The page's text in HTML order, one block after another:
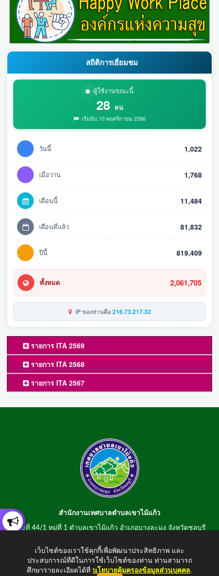
สถิติการเยี่ยมชม
ผู้ใช้งานขณะนี้
28 คน
เริ่มนับ 10 พฤศจิกายน 2566
วันนี้ 1,022
เมื่อวาน 1,768
เดือนนี้ 11,484
เดือนที่แล้ว 81,832
ปีนี้ 819,409
ทั้งหมด 2,061,705
IP ของท่านคือ216.73.217.32
รายการ ITA 2569
รายการ ITA 2568
รายการ ITA 2567
สำนักงานเทศบาลตำบลเขาไม้แก้ว
เลขที่ 44/1 หมู่ที่ 1 ตำบลเขาไม้แก้ว อำเภอบางละมุง จังหวัดชลบุรี
สอบถามข้อมูลโทรศัพท์/โทรสาร 0-3807-2634-5
E-mail : saraban@khaomaikaew.go.th
เว็บไซต์ของเราใช้คุกกี้เพื่อพัฒนาประสิทธิภาพ และ
ประสบการณ์ที่ดีในการใช้เว็บไซต์ของท่าน ท่านสามารถ
ศึกษารายละเอียดได้ที่ นโยบายคุ้มครองข้อมูลส่วนบุคคล.